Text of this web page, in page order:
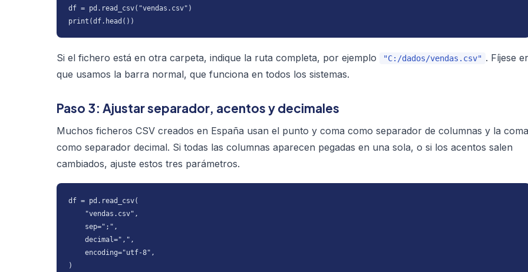
df = pd.read_csv("vendas.csv")
print(df.head())
Si el fichero está en otra carpeta, indique la ruta completa, por ejemplo "C:/dados/vendas.csv" . Fíjese
que usamos la barra normal, que funciona en todos los sistemas.
Paso 3: Ajustar separador, acentos y decimales
Muchos ficheros CSV creados en España usan el punto y coma como separador de columnas y la coma
como separador decimal. Si todas las columnas aparecen pegadas en una sola, o si los acentos salen
cambiados, ajuste estos tres parámetros.
df = pd.read_csv(
    "vendas.csv",
    sep=";",
    decimal=",",
    encoding="utf-8",
)